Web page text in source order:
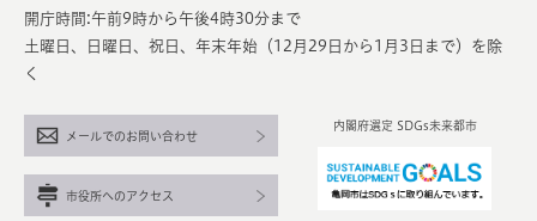
開庁時間:午前9時から午後4時30分まで
土曜日、日曜日、祝日、年末年始（12月29日から1月3日まで）を除
く
内閣府選定 SDGs未来都市
メールでのお問い合わせ
市役所へのアクセス